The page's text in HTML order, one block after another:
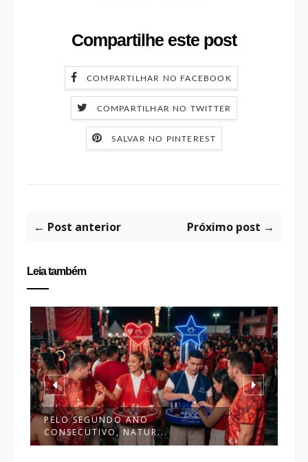
Compartilhe este post
COMPARTILHAR NO FACEBOOK
COMPARTILHAR NO TWITTER
SALVAR NO PINTEREST
← Post anterior Próximo post →
Leia também
PELO SEGUNDO ANO
CONSECUTIVO, NATUR...